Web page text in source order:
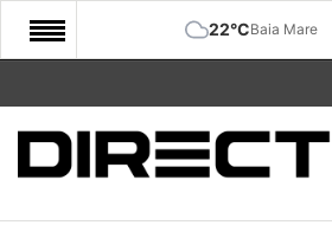
22°CBaia Mare
START
COMUNITATE